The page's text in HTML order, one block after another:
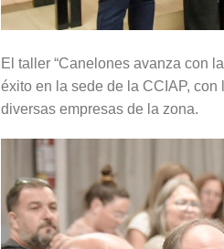
El taller “Canelones avanza con
éxito en la sede de la CCIAP,
diversas empresas de la zona.